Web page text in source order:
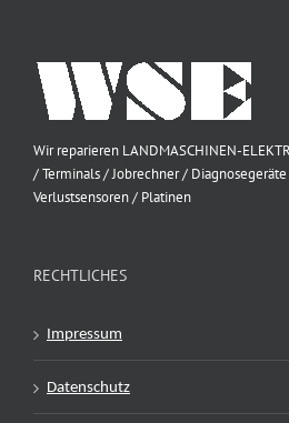
Wir reparieren LANDMASCHINEN-
/ Terminals / Jobrechner /
Verlustsensoren / Platinen
RECHTLICHES
Impressum
Datenschutz